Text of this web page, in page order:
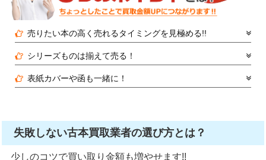
売りたい本の高く売れるタイミングを見極める!!
シリーズものは揃えて売る！
表紙カバーや函も一緒に！
失敗しない古本買取業者の選び方とは？
少しのコツで買い取り金額も増やせます!!